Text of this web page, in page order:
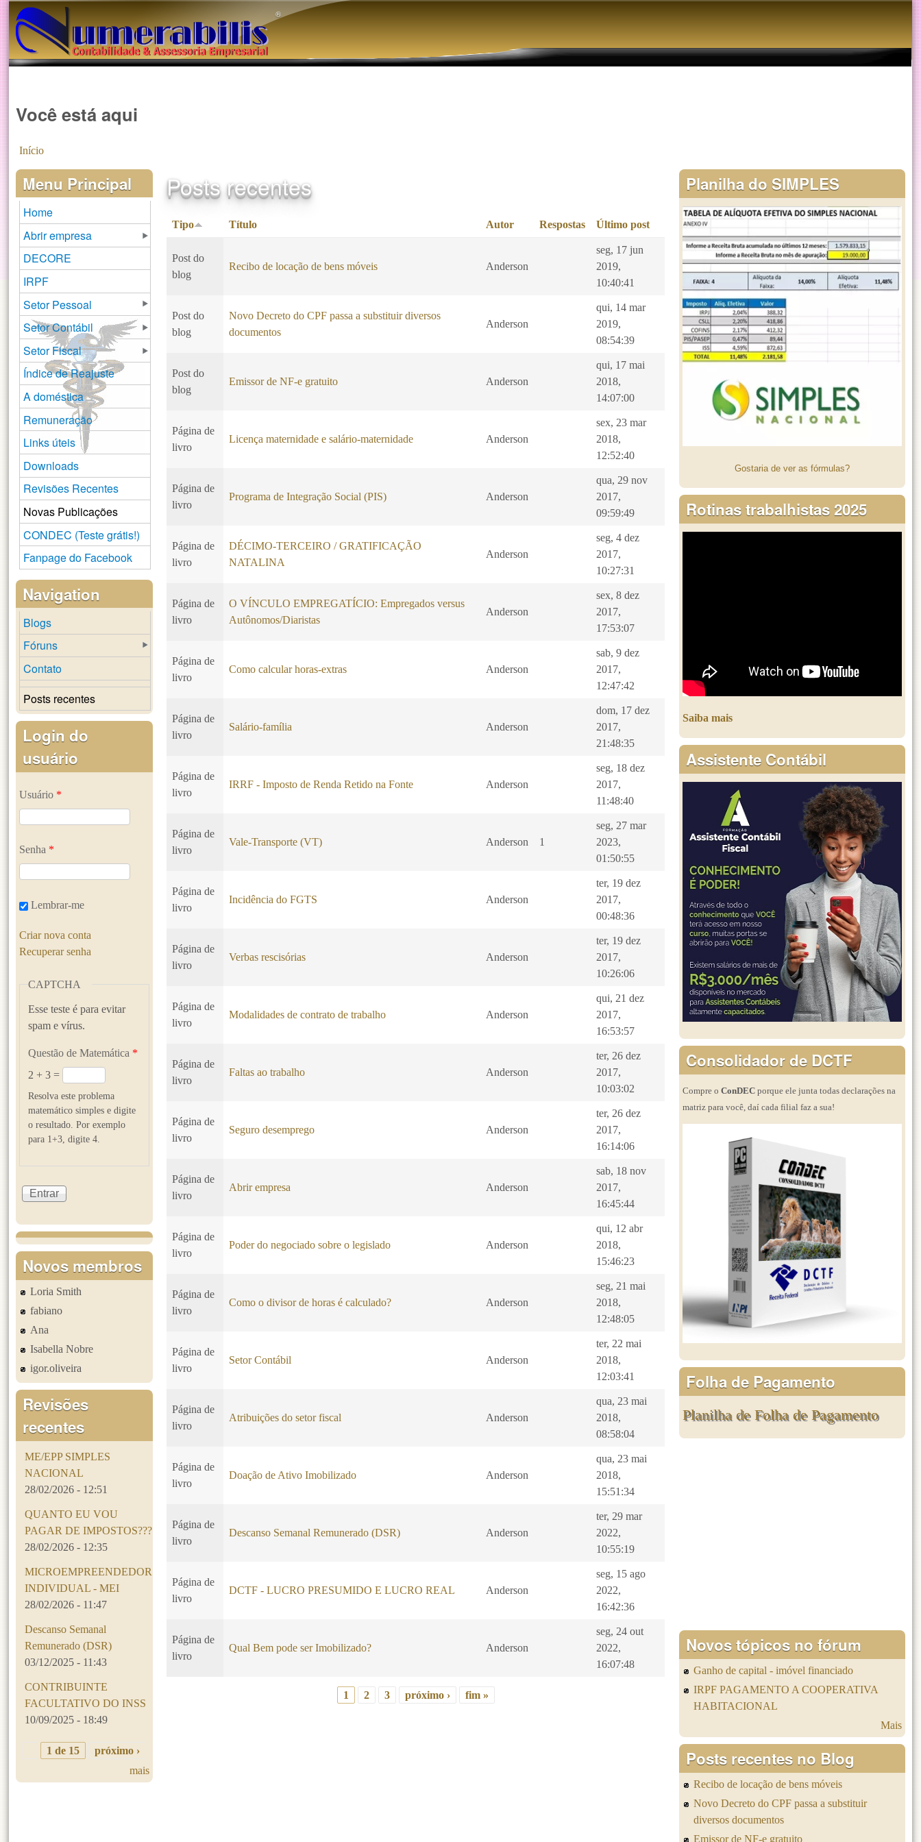
®️
Você está aqui
Início
Posts recentes
Tipo Título Autor Respostas Último post
Post do
blog
Recibo de locação de bens móveis Anderson
seg, 17 jun
2019,
10:40:41
Post do
blog
Novo Decreto do CPF passa a substituir diversos
documentos
Anderson
qui, 14 mar
2019,
08:54:39
Post do
blog
Emissor de NF-e gratuito Anderson
qui, 17 mai
2018,
14:07:00
Página de
livro
Licença maternidade e salário-maternidade Anderson
sex, 23 mar
2018,
12:52:40
Página de
livro
Programa de Integração Social (PIS) Anderson
qua, 29 nov
2017,
09:59:49
Página de
livro
DÉCIMO-TERCEIRO / GRATIFICAÇÃO
NATALINA
Anderson
seg, 4 dez
2017,
10:27:31
Página de
livro
O VÍNCULO EMPREGATÍCIO: Empregados versus
Autônomos/Diaristas
Anderson
sex, 8 dez
2017,
17:53:07
Página de
livro
Como calcular horas-extras Anderson
sab, 9 dez
2017,
12:47:42
Página de
livro
Salário-família Anderson
dom, 17 dez
2017,
21:48:35
Página de
livro
IRRF - Imposto de Renda Retido na Fonte Anderson
seg, 18 dez
2017,
11:48:40
Página de
livro
Vale-Transporte (VT) Anderson 1
seg, 27 mar
2023,
01:50:55
Página de
livro
Incidência do FGTS Anderson
ter, 19 dez
2017,
00:48:36
Página de
livro
Verbas rescisórias Anderson
ter, 19 dez
2017,
10:26:06
Página de
livro
Modalidades de contrato de trabalho Anderson
qui, 21 dez
2017,
16:53:57
Página de
livro
Faltas ao trabalho Anderson
ter, 26 dez
2017,
10:03:02
Página de
livro
Seguro desemprego Anderson
ter, 26 dez
2017,
16:14:06
Página de
livro
Abrir empresa Anderson
sab, 18 nov
2017,
16:45:44
Página de
livro
Poder do negociado sobre o legislado Anderson
qui, 12 abr
2018,
15:46:23
Página de
livro
Como o divisor de horas é calculado? Anderson
seg, 21 mai
2018,
12:48:05
Página de
livro
Setor Contábil Anderson
ter, 22 mai
2018,
12:03:41
Página de
livro
Atribuições do setor fiscal Anderson
qua, 23 mai
2018,
08:58:04
Página de
livro
Doação de Ativo Imobilizado Anderson
qua, 23 mai
2018,
15:51:34
Página de
livro
Descanso Semanal Remunerado (DSR) Anderson
ter, 29 mar
2022,
10:55:19
Página de
livro
DCTF - LUCRO PRESUMIDO E LUCRO REAL Anderson
seg, 15 ago
2022,
16:42:36
Página de
livro
Qual Bem pode ser Imobilizado? Anderson
seg, 24 out
2022,
16:07:48
1 2 3 próximo › fim »
Menu Principal
Home
Abrir empresa
DECORE
IRPF
Setor Pessoal
Setor Contábil
Setor Fiscal
Índice de Reajuste
A doméstica
Remuneração
Links úteis
Downloads
Revisões Recentes
Novas Publicações
CONDEC (Teste grátis!)
Fanpage do Facebook
Navigation
Blogs
Fóruns
Contato
Posts recentes
Login do
usuário
Usuário *
Senha *
Lembrar-me
Criar nova conta
Recuperar senha
CAPTCHA
Esse teste é para evitar
spam e vírus.
Questão de Matemática *
2 + 3 =
Resolva este problema
matemático simples e digite
o resultado. Por exemplo
para 1+3, digite 4.
Novos membros
Loria Smith
fabiano
Ana
Isabella Nobre
igor.oliveira
Revisões
recentes
ME/EPP SIMPLES
NACIONAL
28/02/2026 - 12:51
QUANTO EU VOU
PAGAR DE IMPOSTOS???
28/02/2026 - 12:35
MICROEMPREENDEDOR
INDIVIDUAL - MEI
28/02/2026 - 11:47
Descanso Semanal
Remunerado (DSR)
03/12/2025 - 11:43
CONTRIBUINTE
FACULTATIVO DO INSS
10/09/2025 - 18:49
1 de 15
próximo ›
mais
Planilha do SIMPLES
Gostaria de ver as fórmulas?
Rotinas trabalhistas 2025
Saiba mais
Assistente Contábil
Consolidador de DCTF
Compre o ConDEC porque ele junta todas declarações na
matriz para você, daí cada filial faz a sua!
Folha de Pagamento
Planilha de Folha de Pagamento
Novos tópicos no fórum
Ganho de capital - imóvel financiado
IRPF PAGAMENTO A COOPERATIVA
HABITACIONAL
Mais
Posts recentes no Blog
Recibo de locação de bens móveis
Novo Decreto do CPF passa a substituir
diversos documentos
Emissor de NF-e gratuito